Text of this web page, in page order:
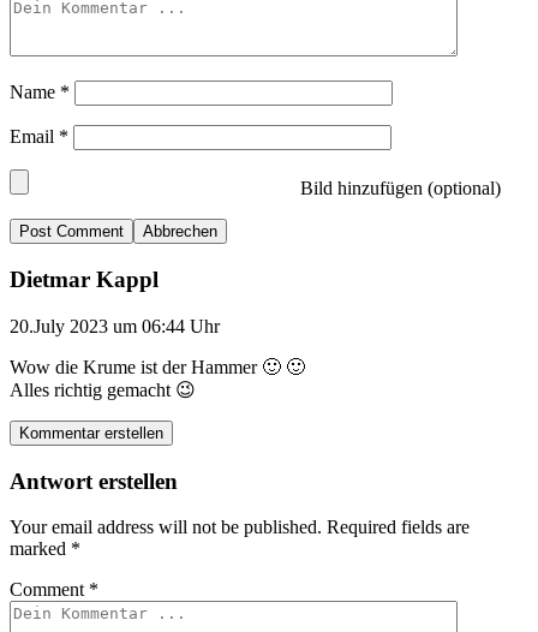
Name *
Email *
Bild hinzufügen (optional)
Abbrechen
Dietmar Kappl
20.July 2023 um 06:44 Uhr
Wow die Krume ist der Hammer 🙂 🙂
Alles richtig gemacht 😉
Kommentar erstellen
Antwort erstellen
Your email address will not be published. Required fields are
marked *
Comment *